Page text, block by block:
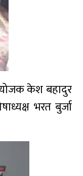
केश बहादुर
भरत बुर्जा